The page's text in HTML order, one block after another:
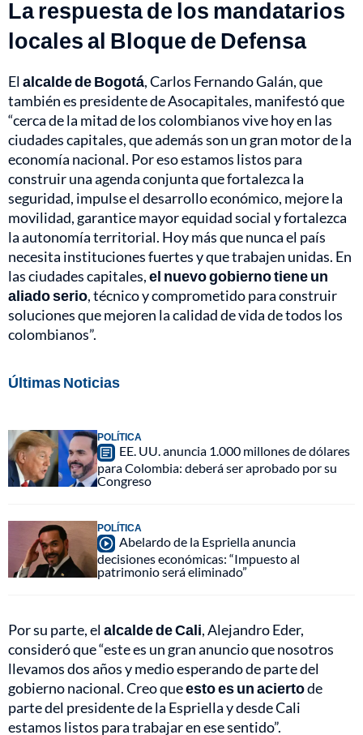
La respuesta de los mandatarios
locales al Bloque de Defensa
Elalcalde de Bogotá, Carlos Fernando Galán, que
también es presidente de Asocapitales, manifestó que
“cerca de la mitad de los colombianos vive hoy en las
ciudades capitales, que además son un gran motor de la
economía nacional. Por eso estamos listos para
construir una agenda conjunta que fortalezca la
seguridad, impulse el desarrollo económico, mejore la
movilidad, garantice mayor equidad social y fortalezca
la autonomía territorial. Hoy más que nunca el país
necesita instituciones fuertes y que trabajen unidas. En
las ciudades capitales,el nuevo gobierno tiene un
aliado serio, técnico y comprometido para construir
soluciones que mejoren la calidad de vida de todos los
colombianos”.
Últimas Noticias
POLÍTICA
EE. UU. anuncia 1.000 millones de dólares
para Colombia: deberá ser aprobado por su
Congreso
POLÍTICA
Abelardo de la Espriella anuncia
decisiones económicas: “Impuesto al
patrimonio será eliminado”
Por su parte, elalcalde de Cali, Alejandro Eder,
consideró que “este es un gran anuncio que nosotros
llevamos dos años y medio esperando de parte del
gobierno nacional. Creo queesto es un aciertode
parte del presidente de la Espriella y desde Cali
estamos listos para trabajar en ese sentido”.